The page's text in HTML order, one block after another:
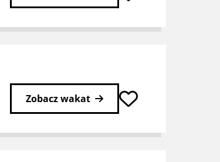
Zobacz wakat